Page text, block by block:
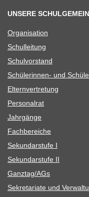
UNSERE
Orga­ni­sa­tion
Schul­lei­tung
Schul­vor­stand
Schü­le­rin­nen- und
Eltern­ver­tre­tung
Per­so­nal­rat
Jahr­gänge
Fach­be­rei­che
Sekun­dar­stufe I
Sekun­dar­stufe II
Ganztag/​​AGs
Sekre­ta­riate und